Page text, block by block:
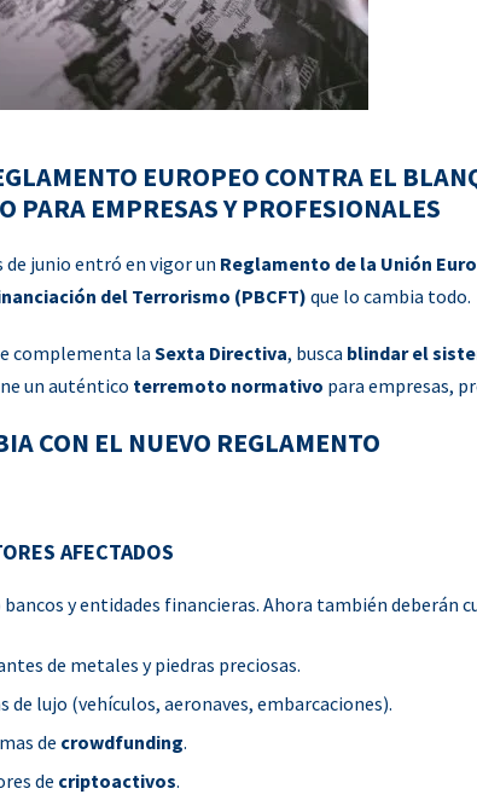
EUROPEO CONTRA EL
PARA EMPRESAS Y PROFESIONALES
de junio entró en vigor un Reglamento de la Unión
del Terrorismo (PBCFT) que lo cambia todo.
complementa laSexta Directiva, busca blindar el
un auténtico terremoto normativo para empresas,
CON EL NUEVO REGLAMENTO
AFECTADOS
bancos y entidades financieras. Ahora también deberán
de metales y piedras preciosas.
de lujo (vehículos, aeronaves, embarcaciones).
de crowdfunding.
de criptoactivos.